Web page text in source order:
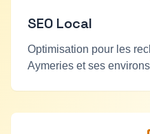
SEO Local
Optimisation pour les
Aymeries et ses environs